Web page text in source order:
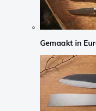
Gemaakt in